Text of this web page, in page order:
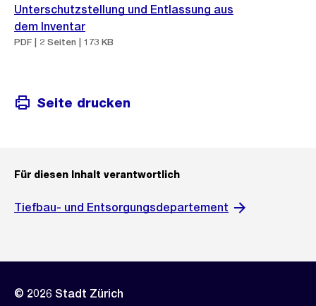
Unterschutzstellung und Entlassung aus
dem Inventar
PDF | 2 Seiten | 173 KB
Seite drucken
Für diesen Inhalt verantwortlich
Tiefbau- und Entsorgungsdepartement
© 2026 Stadt Zürich